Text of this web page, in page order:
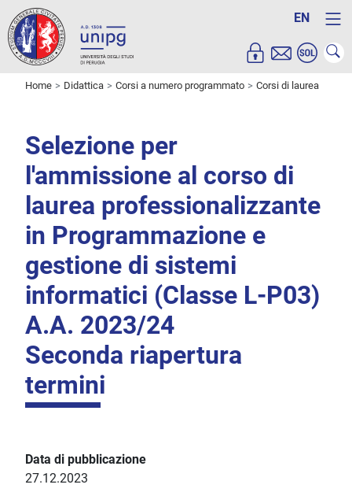
EN
Home Didattica Corsi a numero programmato Corsi di laurea
Selezione per
l'ammissione al corso di
laurea professionalizzante
in Programmazione e
gestione di sistemi
informatici (Classe L-P03)
A.A. 2023/24
Seconda riapertura
termini
Data di pubblicazione
27.12.2023